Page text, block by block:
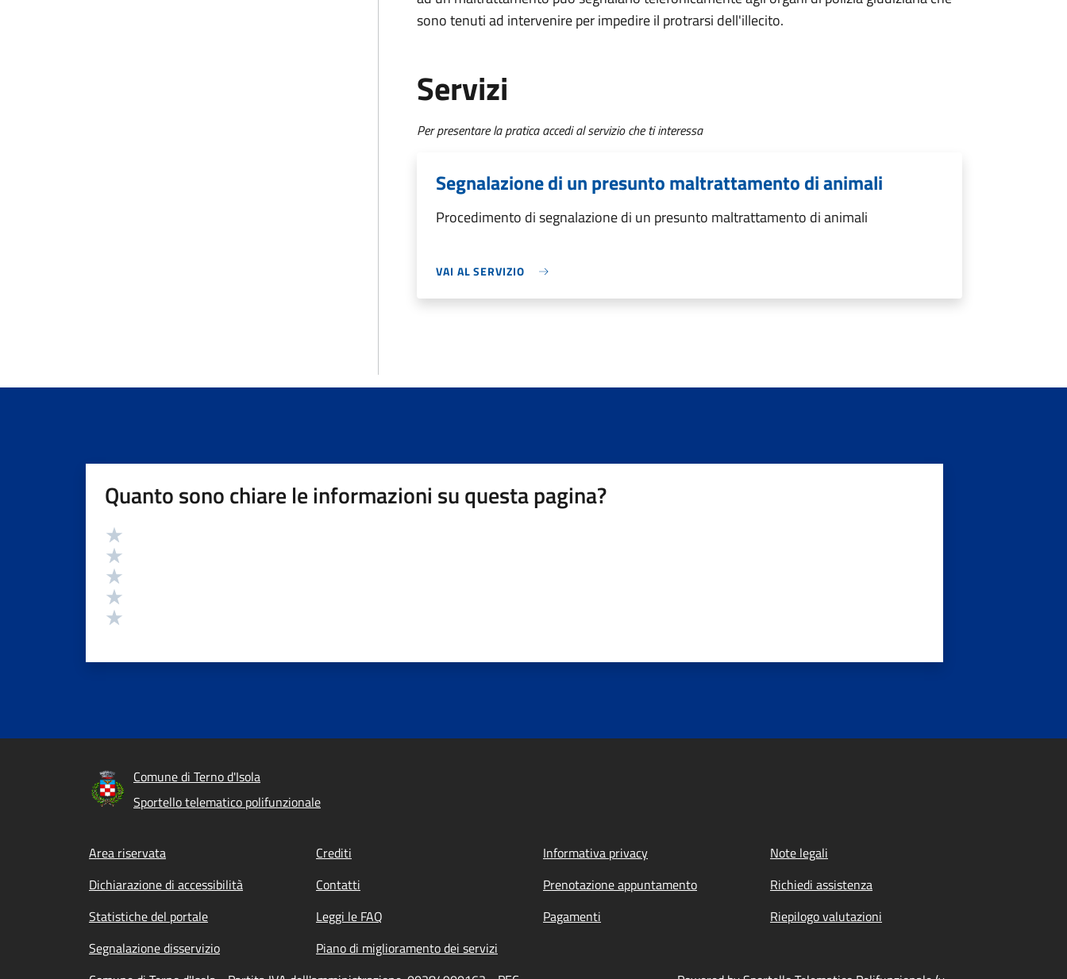
sono tenuti ad intervenire per impedire il protrarsi dell'illecito.
Servizi
Per presentare la pratica accedi al servizio che ti interessa
Segnalazione di un presunto maltrattamento di animali
Procedimento di segnalazione di un presunto maltrattamento di animali
VAI AL SERVIZIO
Quanto sono chiare le informazioni su questa pagina?
Valutazione
Comune di Terno d'Isola
Sportello telematico polifunzionale
Footer menu
Area riservata Crediti Informativa privacy
Note legali
Dichiarazione di accessibilità
Contatti Prenotazione appuntamento
Richiedi assistenza
Statistiche del portale
Leggi le FAQ Pagamenti
Riepilogo valutazioni
Segnalazione disservizio
Piano di miglioramento dei servizi